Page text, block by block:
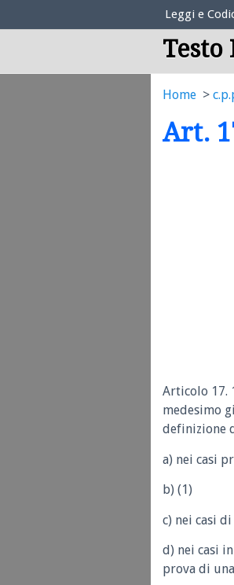
Elenco
Leggi e
Testo
Home
Art.
Articolo 17.
medesimo
definizione
a) nei casi
b) (1)
c) nei casi
d) nei casi
prova di